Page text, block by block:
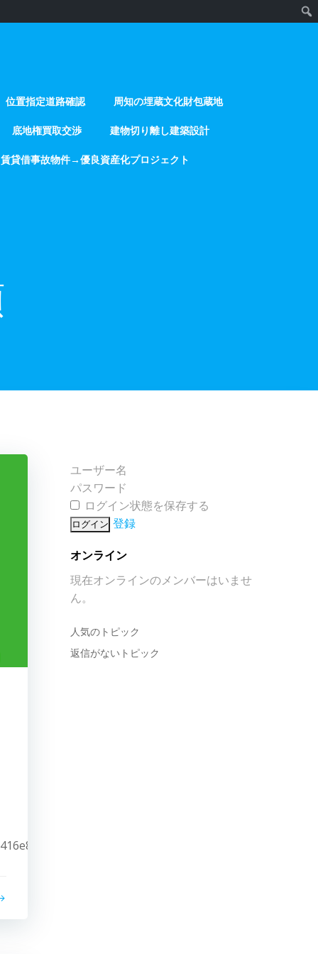
位置指定道路確認 周知の埋蔵文化財包蔵地
底地権買取交渉 建物切り離し建築設計
賃貸借事故物件→優良資産化プロジェクト
ユーザー名
パスワード
ログイン状態を保存する
登録
オンライン
現在オンラインのメンバーはいませ
ん。
人気のトピック
返信がないトピック